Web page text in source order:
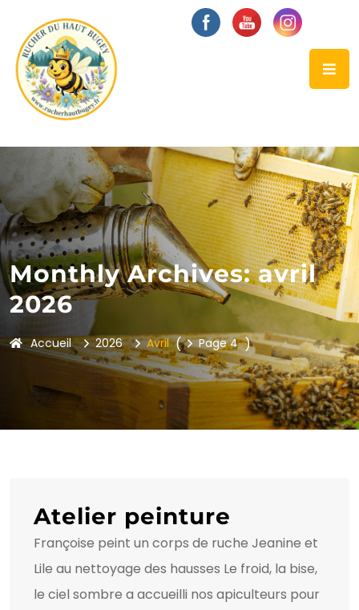
Monthly Archives: avril
2026
Accueil 2026 Avril ( Page 4 )
Atelier peinture
Françoise peint un corps de ruche Jeanine et
Lile au nettoyage des hausses Le froid, la bise,
le ciel sombre a accueilli nos apiculteurs pour